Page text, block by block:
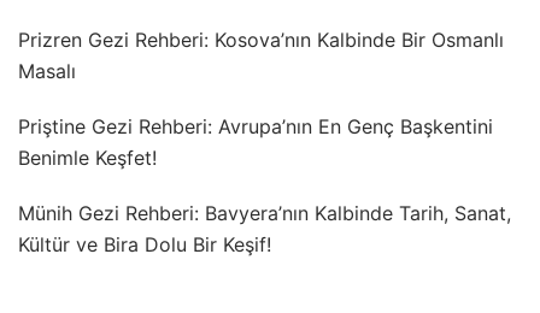
Prizren Gezi Rehberi: Kosova’nın Kalbinde Bir Osmanlı
Masalı
Priştine Gezi Rehberi: Avrupa’nın En Genç Başkentini
Benimle Keşfet!
Münih Gezi Rehberi: Bavyera’nın Kalbinde Tarih, Sanat,
Kültür ve Bira Dolu Bir Keşif!